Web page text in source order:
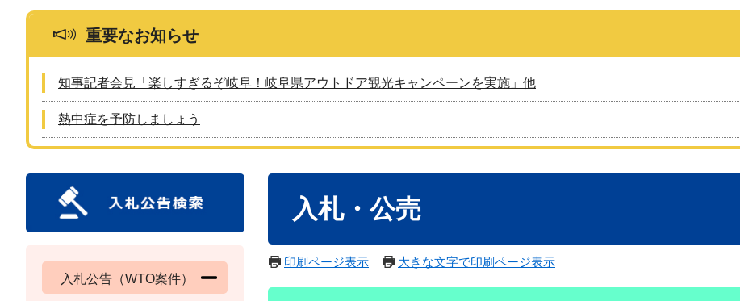
重要なお知らせ
知事記者会見「楽しすぎるぞ岐阜！岐阜県アウトドア観光キャンペーンを実施」他
熱中症を予防しましょう
入札・公売
印刷ページ表示 大きな文字で印刷ページ表示
入札公告（WTO案件）